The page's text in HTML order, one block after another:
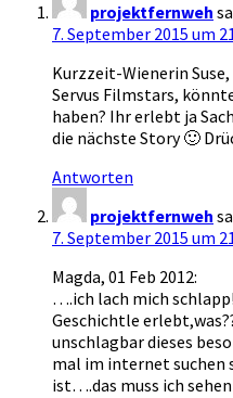
projektfernweh
7. September 2015 um
Kurzzeit-Wienerin Suse,
Servus Filmstars,
haben? Ihr erlebt ja
die nächste Story 🙂
Antworten
projektfernweh
7. September 2015 um
Magda, 01 Feb 2012:
….ich lach mich
Geschichtle
unschlagbar dieses
mal im internet suchen
ist….das muss ich